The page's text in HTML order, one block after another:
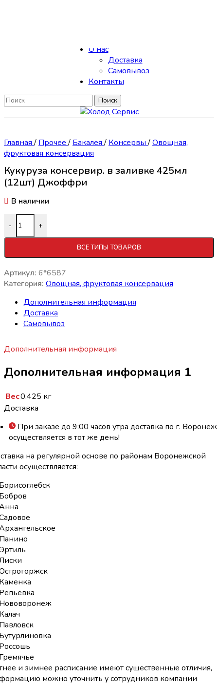
О нас
Доставка
Самовывоз
Контакты
Поиск
Главная/ Прочее/ Бакалея/ Консервы/Овощная,
фруктовая консервация
Кукуруза консервир. в заливке 425мл
(12шт) Джоффри
В наличии
- +
ВСЕ ТИПЫ ТОВАРОВ
Артикул: 6*6587
Категория: Овощная, фруктовая консервация
Дополнительная информация
Доставка
Самовывоз
Дополнительная информация
Дополнительная информация 1
Вес0.425 кг
Доставка
При заказе до 9:00 часов утра доставка по г. Воронеж
осуществляется в тот же день!
на регулярной основе по районам Воронежской
осуществляется:
и зимнее расписание имеют существенные отличия,
можно уточнить у сотрудников компании